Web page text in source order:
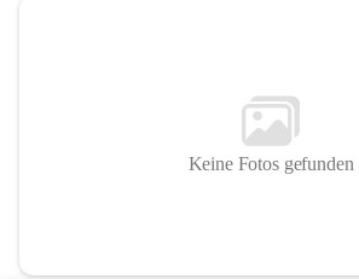
Keine Fotos gefunden